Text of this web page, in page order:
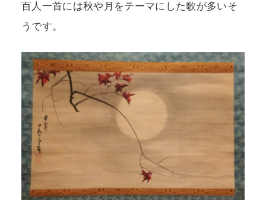
百人一首には秋や月をテーマにした歌が多いそ
うです。